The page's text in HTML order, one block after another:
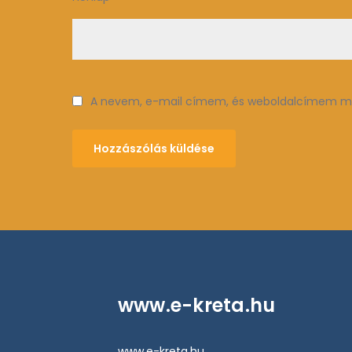
A nevem, e-mail címem, és weboldalcímem
www.e-kreta.hu